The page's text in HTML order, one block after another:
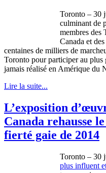
Toronto – 30
culminant de
membres des
Canada et
centaines de milliers de
Toronto pour participer au
jamais réalisé en Amérique du
Lire la suite...
L’exposition
Canada rehausse
fierté gaie de 2014
Toronto – 30
plus influent